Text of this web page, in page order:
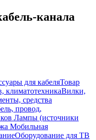
канала
для кабеляТовар
климатотехникаВилки,
средства
провод,
Лампы (источники
Мобильная
Оборудование для ТВ